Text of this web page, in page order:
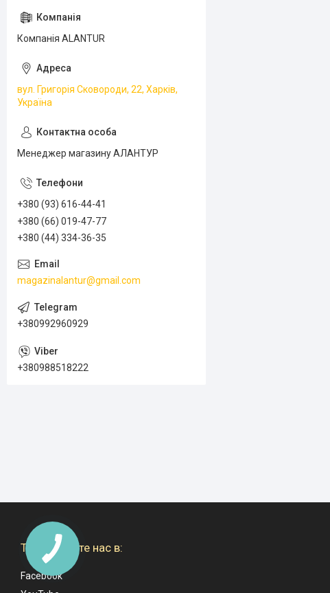
Компанія ALANTUR
вул. Григорія Сковороди, 22, Харків,
Україна
Менеджер магазину АЛАНТУР
+380 (93) 616-44-41
+380 (66) 019-47-77
+380 (44) 334-36-35
magazinalantur@gmail.com
+380992960929
+380988518222
Также ищите нас в:
Facebook